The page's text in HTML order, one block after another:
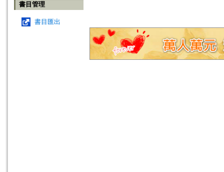
書目管理
書目匯出